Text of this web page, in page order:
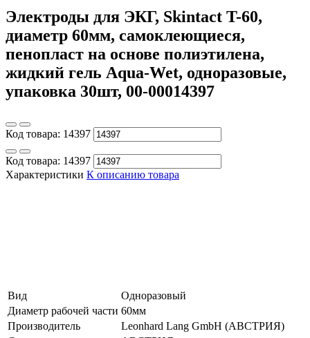
Электроды для ЭКГ, Skintact T-60,
диаметр 60мм, самоклеющиеся,
пенопласт на основе полиэтилена,
жидкий гель Aqua-Wet, одноразовые,
упаковка 30шт, 00-00014397
Код товара: 14397
Код товара: 14397
Характеристики К описанию товара
Вид
Одноразовый
Диаметр рабочей части 60мм
Производитель
Leonhard Lang GmbH (АВСТРИЯ)